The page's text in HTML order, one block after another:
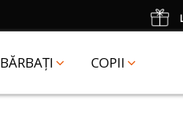
BĂRBAȚI COPII
CADOUun